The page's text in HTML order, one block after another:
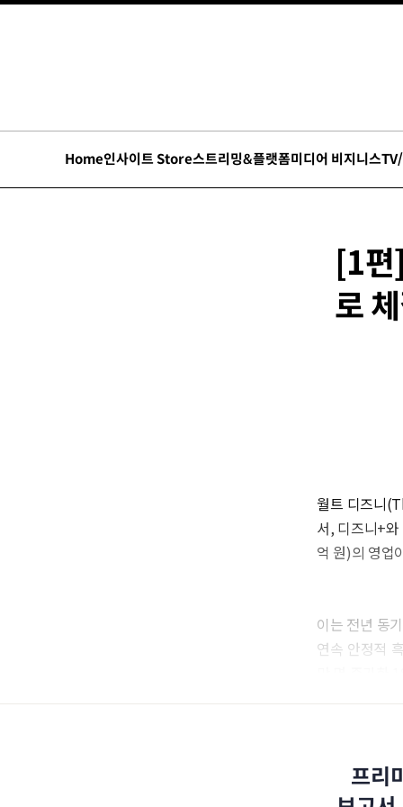
Home인사이트 Store스트리밍&플랫폼미디어 비지니스
[1편
로
월트 디즈니
서, 디즈니+
억 원)의 영업
이는 전년 동
연속 안정적
프리